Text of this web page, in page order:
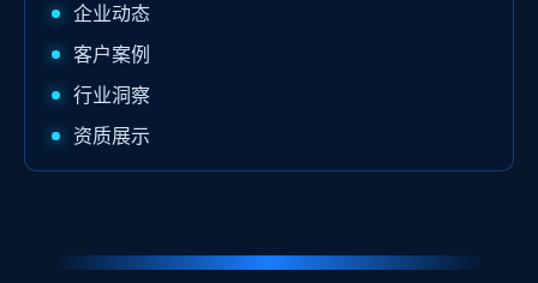
企业动态
客户案例
行业洞察
资质展示